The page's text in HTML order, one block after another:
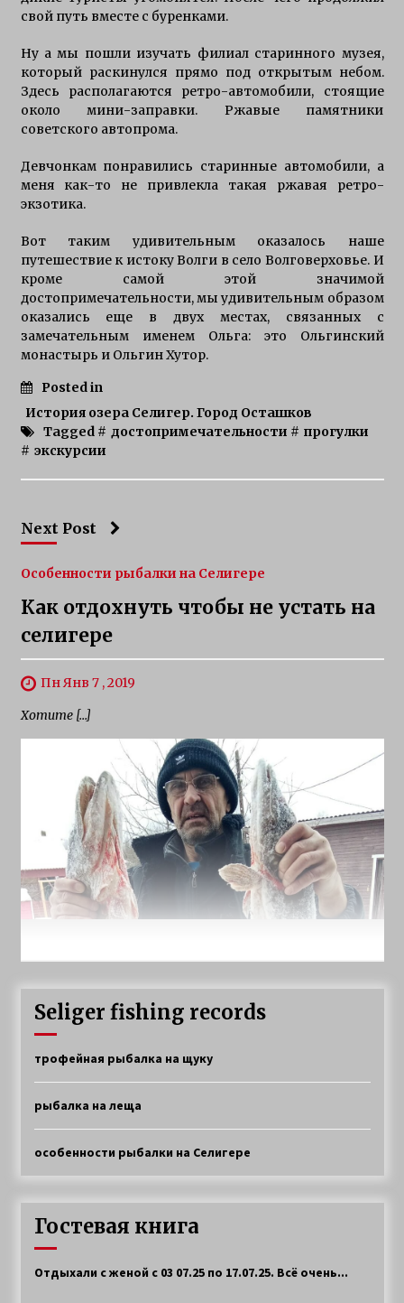
свой путь вместе с буренками.
Ну а мы пошли изучать филиал старинного музея,
который раскинулся прямо под открытым небом.
Здесь располагаются ретро-автомобили, стоящие
около мини-заправки. Ржавые памятники
советского автопрома.
Девчонкам понравились старинные автомобили, а
меня как-то не привлекла такая ржавая ретро-
экзотика.
Вот таким удивительным оказалось наше
путешествие к истоку Волги в село Волговерховье. И
кроме самой этой значимой
достопримечательности, мы удивительным образом
оказались еще в двух местах, связанных с
замечательным именем Ольга: это Ольгинский
монастырь и Ольгин Хутор.
Posted in
История озера Селигер. Город Осташков
Tagged # достопримечательности # прогулки
# экскурсии
Next Post
Особенности рыбалки на Селигере
Как отдохнуть чтобы не устать на
селигере
Пн Янв 7 , 2019
Хотите […]
Seliger fishing records
трофейная рыбалка на щуку
рыбалка на леща
особенности рыбалки на Селигере
Гостевая книга
Отдыхали с женой с 03 07.25 по 17.07.25. Всё очень...